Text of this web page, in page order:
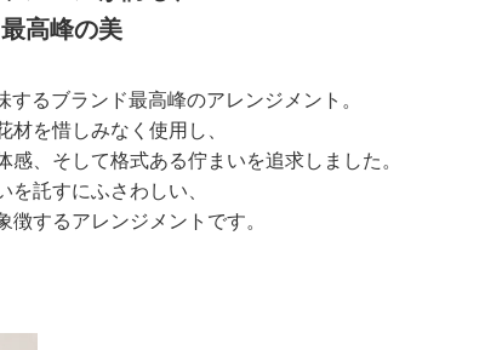
最高峰の美
するブランド最高峰のアレンジメント。
材を惜しみなく使用し、
、そして格式ある佇まいを追求しました。
を託すにふさわしい、
徴するアレンジメントです。